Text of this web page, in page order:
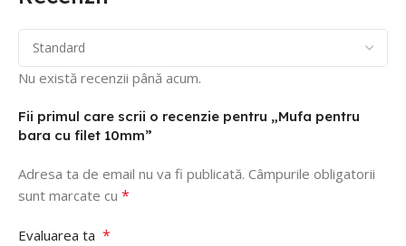
Nu există recenzii până acum.
Fii primul care scrii o recenzie pentru „Mufa pentru
bara cu filet 10mm”
Adresa ta de email nu va fi publicată. Câmpurile obligatorii
sunt marcate cu *
Evaluarea ta *